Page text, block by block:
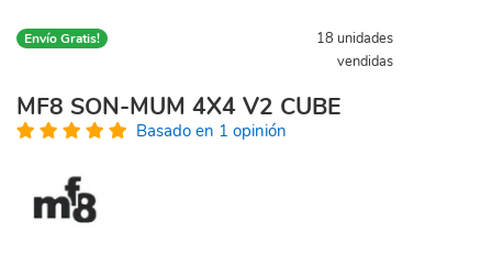
Envío Gratis!
18 unidades
vendidas
MF8 SON-MUM 4X4 V2 CUBE
Basado en 1 opinión